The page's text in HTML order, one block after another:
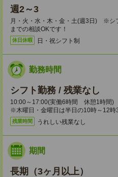
週2～3
月・火・水・木・金・土(週3日) ※
までの相談OKです！
休日休暇 日・祝シフト制
勤務時間
シフト勤務 / 残業なし
10:00～17:00(実働6時間 休憩1時間)
※木曜日・金曜日は半日の10時～12時
残業時間 うれしい残業なし
期間
長期（3ヶ月以上）